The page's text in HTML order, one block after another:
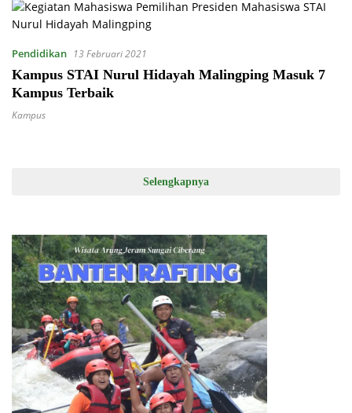
Pendidikan 13 Februari 2021
Kampus STAI Nurul Hidayah Malingping Masuk 7
Kampus Terbaik
Kampus
Selengkapnya